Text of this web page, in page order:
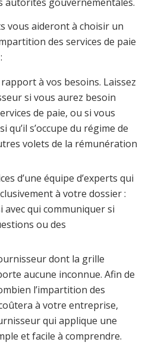
vous aideront à choisir un
des services de paie
à vos besoins. Laissez
si vous aurez besoin
de paie, ou si vous
qu’il s’occupe du régime de
volets de la rémunération
d’une équipe d’experts qui
à votre dossier :
avec qui communiquer si
ou des
dont la grille
aucune inconnue. Afin de
l’impartition des
à votre entreprise,
qui applique une
et facile à comprendre.